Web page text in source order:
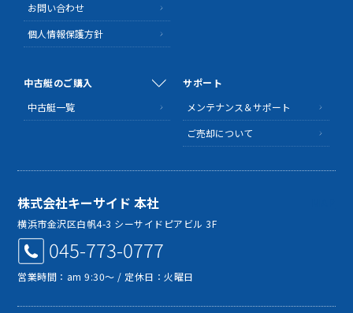
お問い合わせ
個人情報保護方針
中古艇のご購入
中古艇一覧
サポート
メンテナンス＆サポート
ご売却について
株式会社キーサイド 本社
横浜市金沢区白帆4-3 シーサイドピアビル 3F
045-773-0777
営業時間：am 9:30～ / 定休日：火曜日